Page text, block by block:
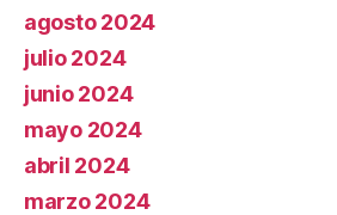
agosto 2024
julio 2024
junio 2024
mayo 2024
abril 2024
marzo 2024